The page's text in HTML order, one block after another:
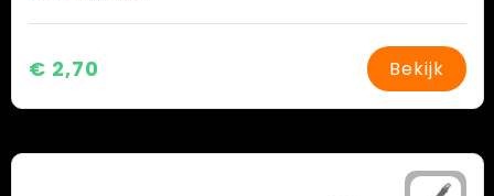
€ 2,70 Bekijk